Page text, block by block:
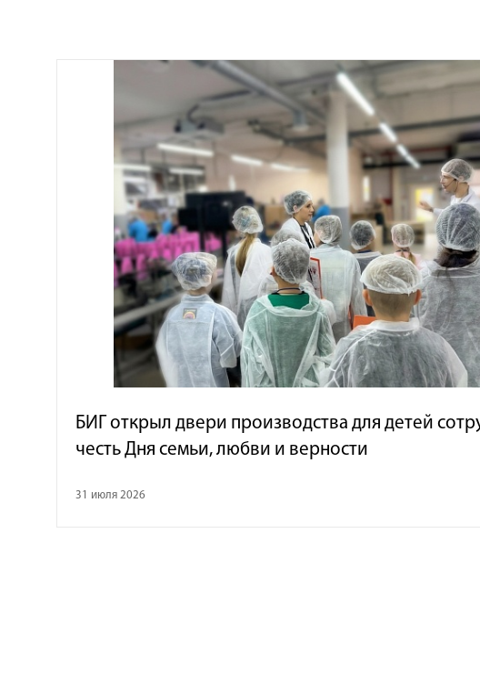
БИГ открыл двери производства для детей
честь Дня семьи, любви и верности
31 июля 2026